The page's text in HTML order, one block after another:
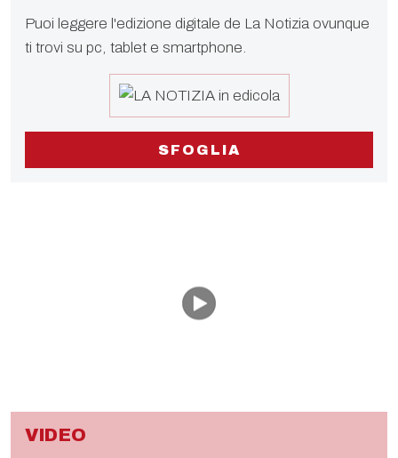
Puoi leggere l'edizione digitale de La Notizia ovunque
ti trovi su pc, tablet e smartphone.
SFOGLIA
VIDEO